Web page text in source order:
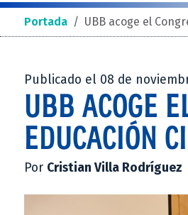
Portada / UBB acoge el
Publicado el 08 de
UBB ACOGE
EDUCACIÓN
Por Cristian Villa Rodríguez